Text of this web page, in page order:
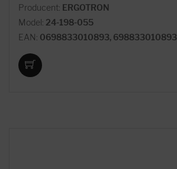
Producent: ERGOTRON
Model: 24-198-055
EAN: 0698833010893, 698833010893